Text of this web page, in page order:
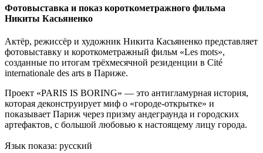
Фотовыставка и показ короткометражного фильма
Никиты Касьяненко
Актёр, режиссёр и художник Никита Касьяненко представляет
фотовыставку и короткометражный фильм «Les mots»,
созданные по итогам трёхмесячной резиденции в Cité
internationale des arts в Париже.
Проект «PARIS IS BORING» — это антигламурная история,
которая деконструирует миф о «городе-открытке» и
показывает Париж через призму андеграунда и городских
артефактов, с большой любовью к настоящему лицу города.
Язык показа: русский